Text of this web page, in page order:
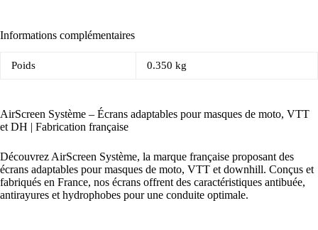
Informations complémentaires
Poids 0.350 kg
AirScreen Système – Écrans adaptables pour masques de moto, VTT
et DH | Fabrication française
Découvrez AirScreen Système, la marque française proposant des
écrans adaptables pour masques de moto, VTT et downhill. Conçus et
fabriqués en France, nos écrans offrent des caractéristiques antibuée,
antirayures et hydrophobes pour une conduite optimale.